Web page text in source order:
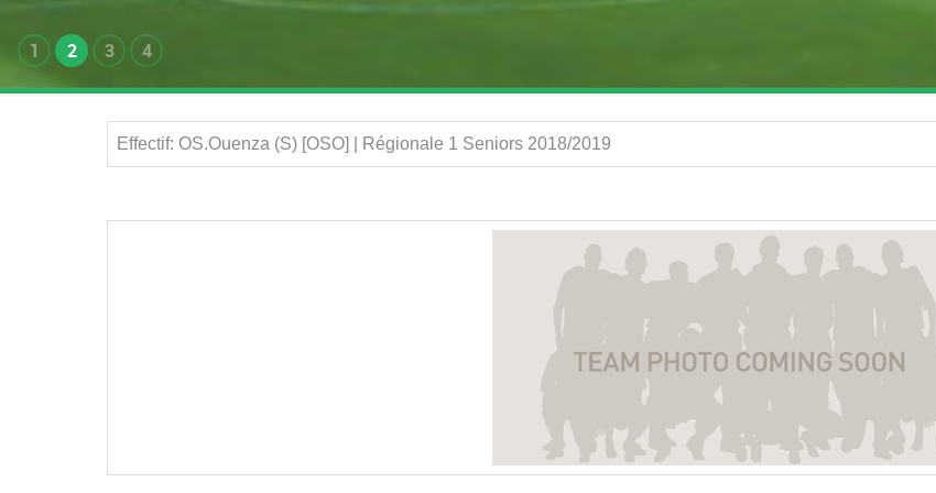
1 2 3 4
Effectif: OS.Ouenza (S) [OSO] | Régionale 1 Seniors 2018/2019